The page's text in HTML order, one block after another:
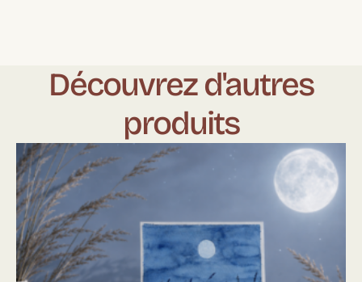
Découvrez d'autres
produits